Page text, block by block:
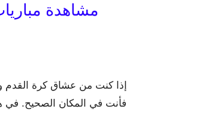
مشاهدة
إذا كنت من عشاق كرة القدم
فأنت في المكان الصحيح. في